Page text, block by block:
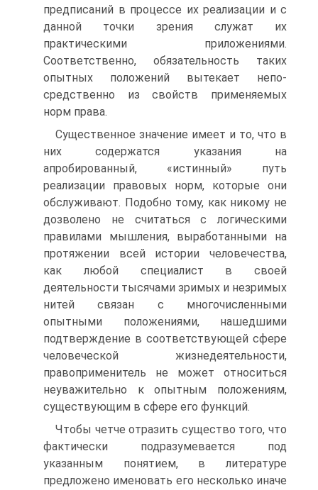
предписаний в процессе их реализации и с
данной точки зрения служат их
практическими приложениями.
Соответствен­но, обязательность таких
опытных положений вытекает непо­
средственно из свойств применяемых
норм права.
Существенное значение имеет и то, что в
них содержатся ука­зания на
апробированный, «истинный» путь
реализации право­вых норм, которые они
обслуживают. Подобно тому, как никому не
дозволено не считаться с логическими
правилами мышления, выработанными на
протяжении всей истории человечества,
как любой специалист в своей
деятельности тысячами зримых и не­зримых
нитей связан с многочисленными
опытными положениями, нашедшими
подтверждение в соответствующей сфере
человече­ской жизнедеятельности,
правоприменитель не может относиться
неуважительно к опытным положениям,
существующим в сфере его функций.
Чтобы четче отразить существо того, что
фактически подразу­мевается под
указанным понятием, в литературе
предложено име­новать его несколько иначе